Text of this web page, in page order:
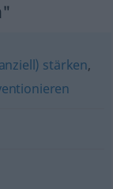
stärken,